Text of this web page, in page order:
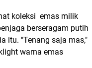
koleksi emas milik
berseragam putih
itu. "Tenang saja mas,"
warna emas